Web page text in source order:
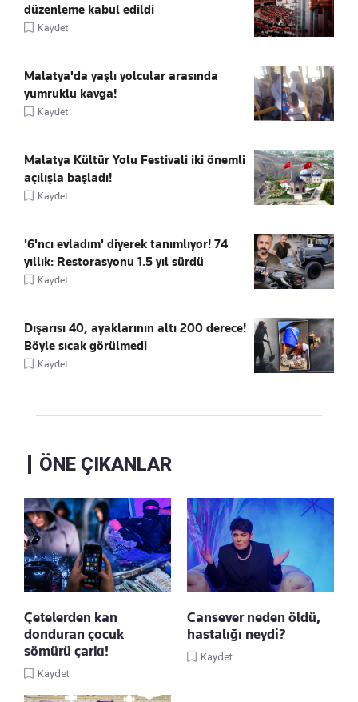
düzenleme kabul edildi
Kaydet
Malatya'da yaşlı yolcular arasında
yumruklu kavga!
Kaydet
Malatya Kültür Yolu Festivali iki önemli
açılışla başladı!
Kaydet
'6'ncı evladım' diyerek tanımlıyor! 74
yıllık: Restorasyonu 1.5 yıl sürdü
Kaydet
Dışarısı 40, ayaklarının altı 200 derece!
Böyle sıcak görülmedi
Kaydet
ÖNE ÇIKANLAR
Çetelerden kan
donduran çocuk
sömürü çarkı!
Kaydet
Cansever neden öldü,
hastalığı neydi?
Kaydet